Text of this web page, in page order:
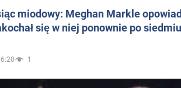
miodowy: Meghan Markle
się w niej ponownie po
1